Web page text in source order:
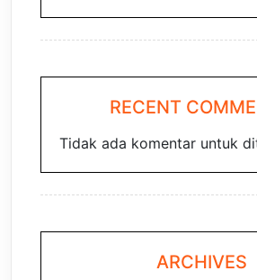
RECENT
Tidak ada komentar untuk
ARCHIVES